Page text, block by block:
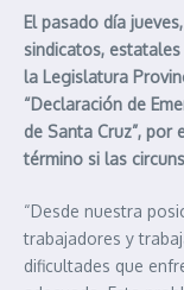
El pasado día
sindicatos,
la Legislatura
“Declaración de
de Santa Cruz”,
término si las
“Desde nuestra
trabajadores y
dificultades que